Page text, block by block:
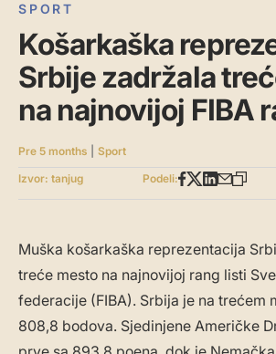
SPORT
Košarkaška
Srbije zadržala
na najnovijoj FIBA
Pre 5 months Sport
Izvor: tanjug
Podeli:
Muška košarkaška reprezentacija
treće mesto na najnovijoj rang listi
federacije (FIBA). Srbija je na trećem
808,8 bodova. Sjedinjene Američke